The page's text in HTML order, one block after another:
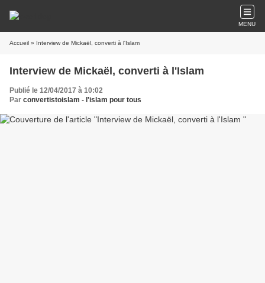
MENU
Accueil » Interview de Mickaël, converti à l'Islam
Interview de Mickaël, converti à l'Islam
Publié le 12/04/2017 à 10:02
Par convertistoislam - l'islam pour tous